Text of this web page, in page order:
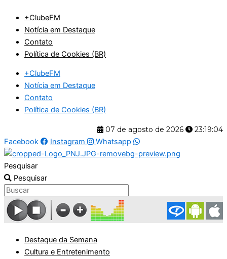
para
conteúdo
+ClubeFM
Notícia em Destaque
Contato
Política de Cookies (BR)
+ClubeFM
Notícia em Destaque
Contato
Política de Cookies (BR)
07 de agosto de 2026
23:19:04
Facebook
Instagram Whatsapp
Pesquisar
Pesquisar
Destaque da Semana
Cultura e Entretenimento